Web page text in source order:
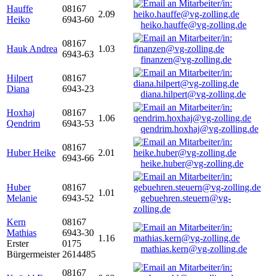
Hauffe
Heiko
08167
6943-60
2.09
heiko.hauffe@vg-zolling.de
Hauk Andrea
08167
6943-63
1.03
finanzen@vg-zolling.de
Hilpert
Diana
08167
6943-23
diana.hilpert@vg-zolling.de
Hoxhaj
Qendrim
08167
6943-53
1.06
qendrim.hoxhaj@vg-zolling.de
Huber Heike
08167
6943-66
2.01
heike.huber@vg-zolling.de
Huber
Melanie
08167
6943-52
1.01
gebuehren.steuern@vg-
zolling.de
Kern
Mathias
Erster
Bürgermeister
08167
6943-30
0175
2614485
1.16
mathias.kern@vg-zolling.de
08167